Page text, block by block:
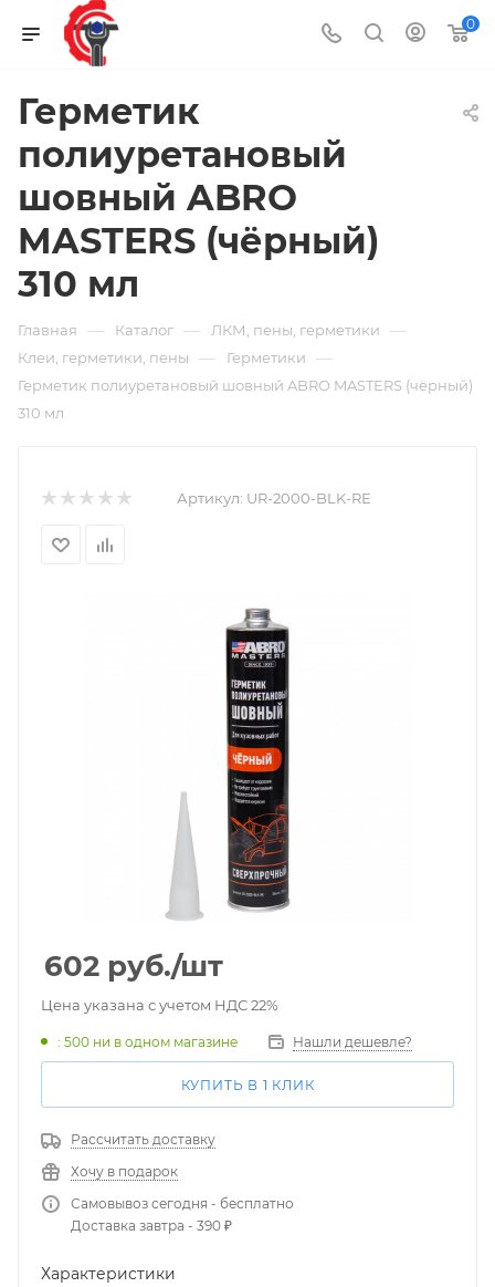
0
Герметик
полиуретановый
шовный ABRO
MASTERS (чёрный)
310 мл
Главная — Каталог — ЛКМ, пены, герметики —
Клеи, герметики, пены — Герметики —
Герметик полиуретановый шовный ABRO MASTERS (чёрный)
310 мл
Артикул: UR-2000-BLK-RE
602 руб./шт
Цена указана с учетом НДС 22%
: 500 ни в одном магазине Нашли дешевле?
КУПИТЬ В 1 КЛИК
Рассчитать доставку
Хочу в подарок
Самовывоз сегодня - бесплатно
Доставка завтра - 390 ₽
Характеристики